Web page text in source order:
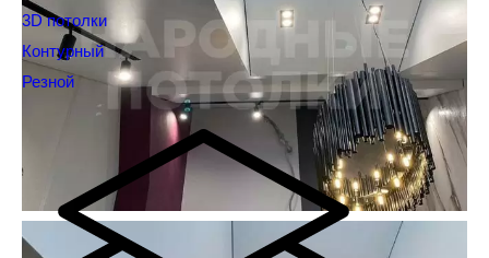
3D потолки
Контурный
Резной